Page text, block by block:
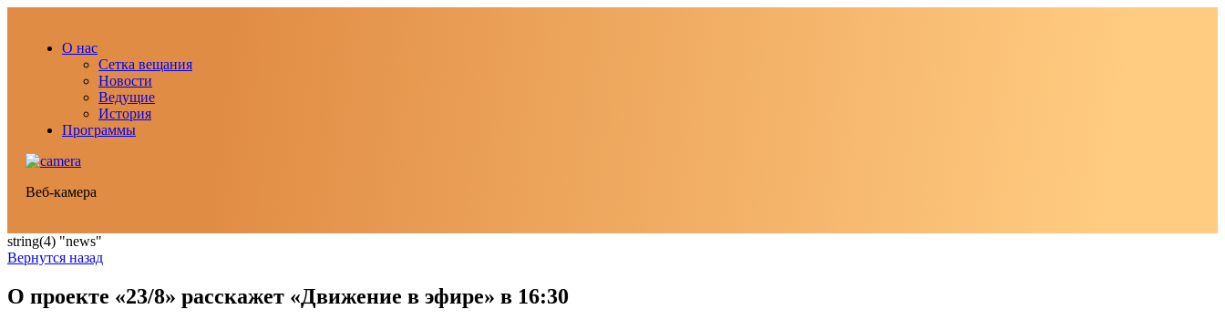
О нас
Сетка вещания
Новости
Ведущие
История
Программы
Веб-камера
string(4) "news"
Вернутся назад
О проекте «23/8» расскажет «Движение в эфире» в 16:30